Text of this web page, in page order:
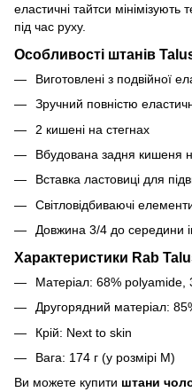
еластичні тайтси мінімізують
під час руху.
Особливості штанів
Виготовлені з подвійної
Зручний повністю
2 кишені на стегнах
Вбудована задня кишеня
Вставка ластовиці для
Світловідбиваючі
Довжина 3/4 до середини
Характеристики Rab
Матеріал: 68% polyamide,
Другорядний матеріал:
Крій: Next to skin
Вага: 174 г (у розмірі M)
Ви можете купити штани